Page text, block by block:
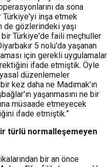
da sona
Türkiye'yi inşa etmek
de gözlerindeki yaşı
Türkiye'de faili meçhuller
5 nolu'da yaşanan
için gerekli uygulamalar
ifade etmiştik. Öyle
düzenlemeler
kez daha ne Madımak'ın
yaşanmasını ne bir
müsaade etmeyecek
ifade etmiştik.”
türlü normalleşemeyen
bir an önce